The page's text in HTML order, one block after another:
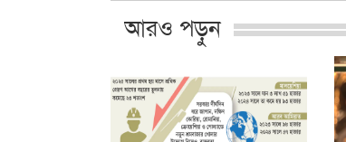
আরও পড়ুন